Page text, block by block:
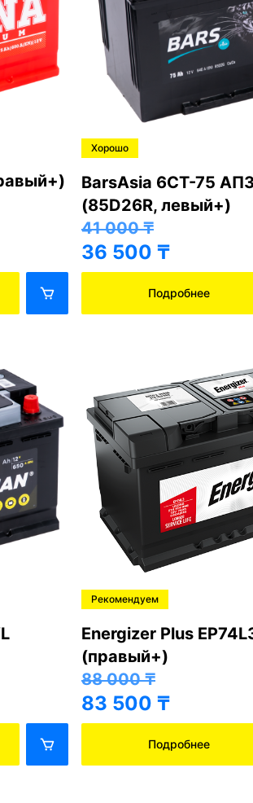
Хорошо
BarsAsia 6СТ-75 АПЗ
(85D26R, левый+)
41 000₸
36 500 ₸
Подробнее
Рекомендуем
Energizer Plus
(правый+)
88 000₸
83 500 ₸
Подробнее